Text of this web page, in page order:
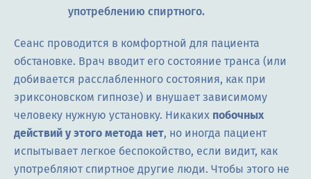
употреблению спиртного.
Сеанс проводится в комфортной для пациента
обстановке. Врач вводит его состояние транса (или
добивается расслабленного состояния, как при
эриксоновском гипнозе) и внушает зависимому
человеку нужную установку. Никаких побочных
действий у этого метода нет, но иногда пациент
испытывает легкое беспокойство, если видит, как
употребляют спиртное другие люди. Чтобы этого не